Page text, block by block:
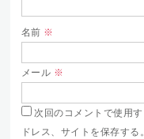
名前 ※
メール ※
次回のコメントで使用
ドレス、サイトを保存する。